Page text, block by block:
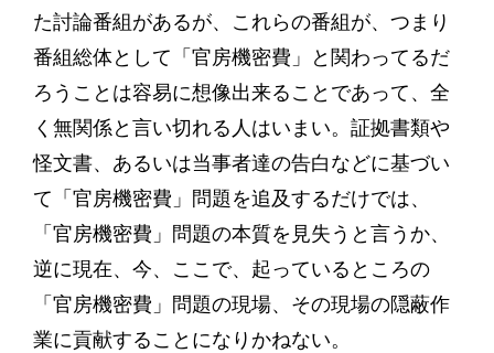
た討論番組があるが、これらの番組が、つまり
番組総体として「官房機密費」と関わってるだ
ろうことは容易に想像出来ることであって、全
く無関係と言い切れる人はいまい。証拠書類や
怪文書、あるいは当事者達の告白などに基づい
て「官房機密費」問題を追及するだけでは、
「官房機密費」問題の本質を見失うと言うか、
逆に現在、今、ここで、起っているところの
「官房機密費」問題の現場、その現場の隠蔽作
業に貢献することになりかねない。